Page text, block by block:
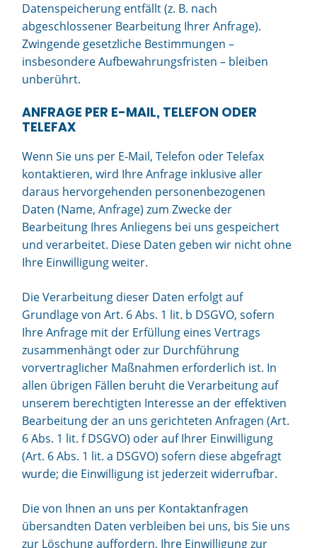
Datenspeicherung entfällt (z. B. nach
abgeschlossener Bearbeitung Ihrer Anfrage).
Zwingende gesetzliche Bestimmungen –
insbesondere Aufbewahrungsfristen – bleiben
unberührt.
ANFRAGE PER E-MAIL, TELEFON ODER
TELEFAX
Wenn Sie uns per E-Mail, Telefon oder Telefax
kontaktieren, wird Ihre Anfrage inklusive aller
daraus hervorgehenden personenbezogenen
Daten (Name, Anfrage) zum Zwecke der
Bearbeitung Ihres Anliegens bei uns gespeichert
und verarbeitet. Diese Daten geben wir nicht ohne
Ihre Einwilligung weiter.
Die Verarbeitung dieser Daten erfolgt auf
Grundlage von Art. 6 Abs. 1 lit. b DSGVO, sofern
Ihre Anfrage mit der Erfüllung eines Vertrags
zusammenhängt oder zur Durchführung
vorvertraglicher Maßnahmen erforderlich ist. In
allen übrigen Fällen beruht die Verarbeitung auf
unserem berechtigten Interesse an der effektiven
Bearbeitung der an uns gerichteten Anfragen (Art.
6 Abs. 1 lit. f DSGVO) oder auf Ihrer Einwilligung
(Art. 6 Abs. 1 lit. a DSGVO) sofern diese abgefragt
wurde; die Einwilligung ist jederzeit widerrufbar.
Die von Ihnen an uns per Kontaktanfragen
übersandten Daten verbleiben bei uns, bis Sie uns
zur Löschung auffordern, Ihre Einwilligung zur